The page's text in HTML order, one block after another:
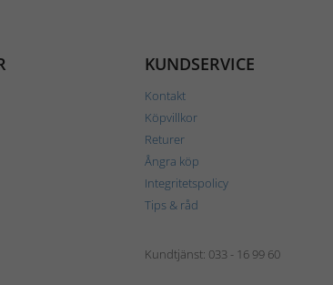
KUNDSERVICE
Kontakt
Köpvillkor
Returer
Ångra köp
Integritetspolicy
Tips & råd
Kundtjänst: 033 - 16 99 60